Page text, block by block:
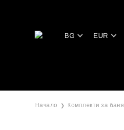
BG EUR
Начало Комплекти за баня